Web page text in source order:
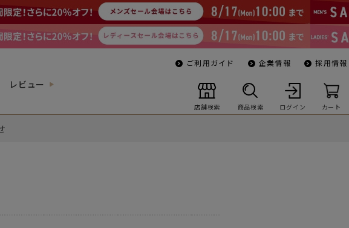
レビュー
ご利用ガイド 企業情報 採用情報
店舗検索 商品検索 ログイン カート